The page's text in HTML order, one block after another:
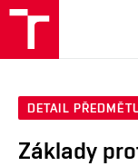
DETAIL
Základy